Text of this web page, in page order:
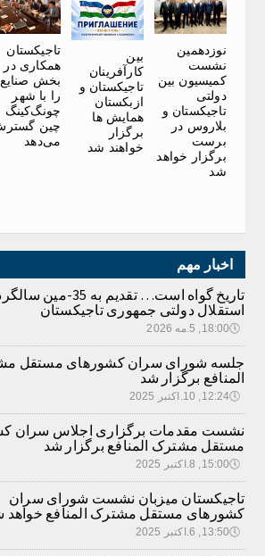
نوزدهمین
نشست
کمیسیون بین
دولتی
تاجیکستان و
بلاروس در
برست
برگزار خواهد
شد
بین
کارآفرینان
تاجیکستان و
ازبکستان
همایش ها
برگزار
خواهند شد
تاجیکستان
همکاری در
بخش صنایع
را با شهر
چونگ‌کینگ
چین
می‌دهد
اخبار مهم
تاریخ گواه است… تقدیم به 35-مین
استقلال دولتی جمهوری تاجیکستان
🕔18:00, 5.مه 2026
جلسه شورای سران کشورهای مستقل
المنافع برگزار شد
🕔12:24, 10.اکتبر 2025
نشست مقدمات برگزاری اجلاس سران
مستقل مشترک المنافع برگزار شد
🕔15:00, 8.اکتبر 2025
تاجیکستان میزبان نشست شورای سران
کشورهای مستقل مشترک المنافع خواهد
🕔13:50, 6.اکتبر 2025